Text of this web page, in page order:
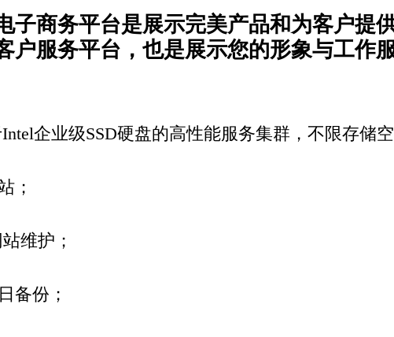
子商务平台是展示完美产品和为客户提
户服务平台，也是展示您的形象与工作
企业级SSD硬盘的高性能服务集群，不限存储
；
维护；
备份；